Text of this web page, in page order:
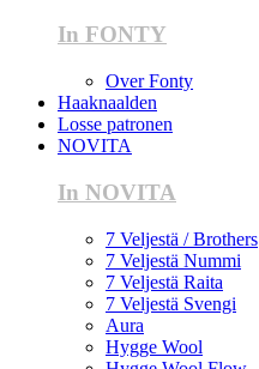
In FONTY
Over Fonty
Haaknaalden
Losse patronen
NOVITA
In NOVITA
7 Veljestä / Brothers
7 Veljestä Nummi
7 Veljestä Raita
7 Veljestä Svengi
Aura
Hygge Wool